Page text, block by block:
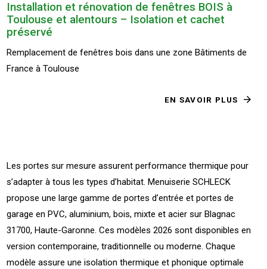
Installation et rénovation de fenêtres BOIS à
Toulouse et alentours – Isolation et cachet
préservé
Remplacement de fenêtres bois dans une zone Bâtiments de
France à Toulouse
EN SAVOIR PLUS
Les portes sur mesure assurent performance thermique pour
s’adapter à tous les types d’habitat. Menuiserie SCHLECK
propose une large gamme de portes d’entrée et portes de
garage en PVC, aluminium, bois, mixte et acier sur Blagnac
31700, Haute-Garonne. Ces modèles 2026 sont disponibles en
version contemporaine, traditionnelle ou moderne. Chaque
modèle assure une isolation thermique et phonique optimale